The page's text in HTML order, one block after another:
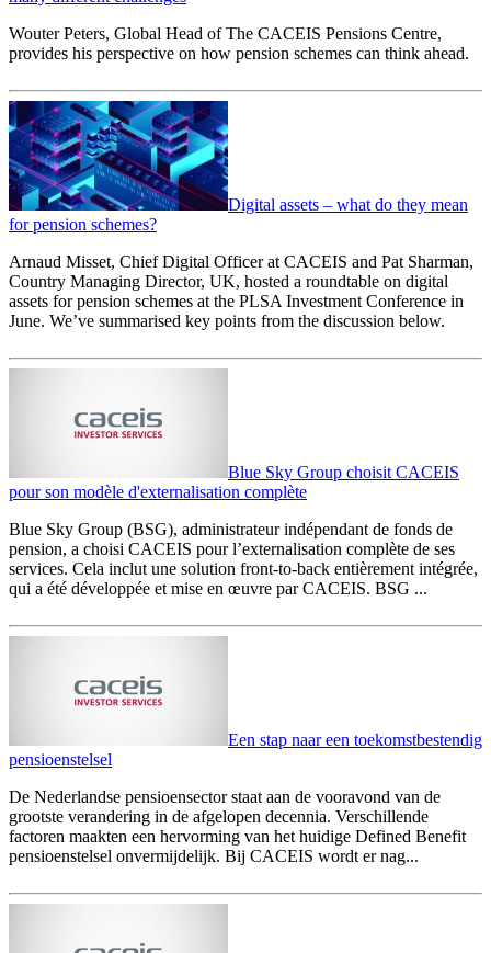
Wouter Peters, Global Head of The CACEIS Pensions Centre,
provides his perspective on how pension schemes can think ahead.
Digital assets – what do they mean
for pension schemes?
Arnaud Misset, Chief Digital Officer at CACEIS and Pat Sharman,
Country Managing Director, UK, hosted a roundtable on digital
assets for pension schemes at the PLSA Investment Conference in
June. We’ve summarised key points from the discussion below.
Blue Sky Group choisit CACEIS
pour son modèle d'externalisation complète
Blue Sky Group (BSG), administrateur indépendant de fonds de
pension, a choisi CACEIS pour l’externalisation complète de ses
services. Cela inclut une solution front-to-back entièrement intégrée,
qui a été développée et mise en œuvre par CACEIS. BSG ...
Een stap naar een toekomstbestendig
pensioenstelsel
De Nederlandse pensioensector staat aan de vooravond van de
grootste verandering in de afgelopen decennia. Verschillende
factoren maakten een hervorming van het huidige Defined Benefit
pensioenstelsel onvermijdelijk. Bij CACEIS wordt er nag...